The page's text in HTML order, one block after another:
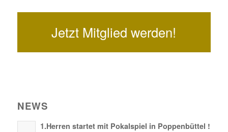
Jetzt Mitglied werden!
NEWS
1.Herren startet mit Pokalspiel in Poppenbüttel !